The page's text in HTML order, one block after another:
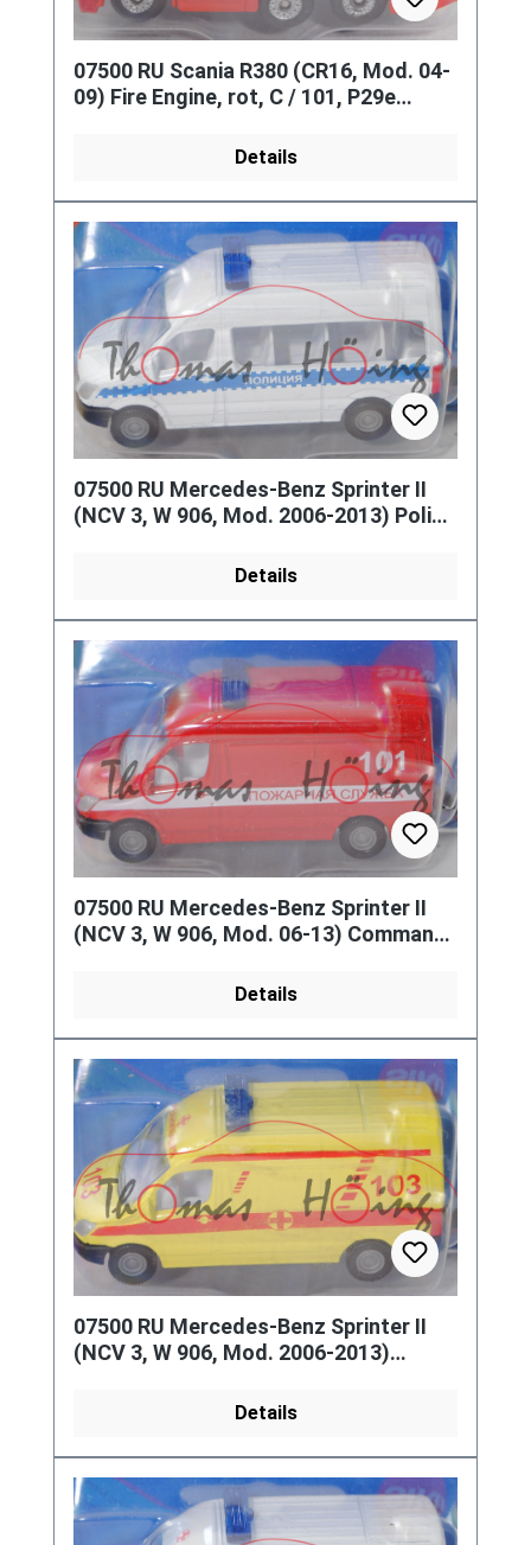
07500 RU Scania R380 (CR16, Mod. 04-
09) Fire Engine, rot, C / 101, P29e
Details
07500 RU Mercedes-Benz Sprinter II
(NCV 3, W 906, Mod. 2006-2013) Police
Details
07500 RU Mercedes-Benz Sprinter II
(NCV 3, W 906, Mod. 06-13) Command
Details
07500 RU Mercedes-Benz Sprinter II
(NCV 3, W 906, Mod. 2006-2013)
Details